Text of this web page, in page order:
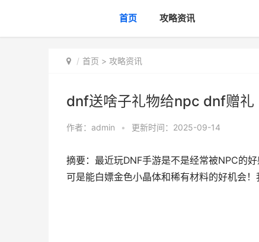
首页 攻略资讯
首页 > 攻略资讯
dnf送啥子礼物给npc dnf赠礼
作者： admin • 更新时间：2025-09-14
摘要：最近玩DNF手游是不是经常被NPC的
可是能白嫖金色小晶体和稀有材料的好机会